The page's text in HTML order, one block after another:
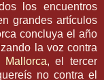
los encuentros
grandes artículos
concluya el año
la voz contra
Mallorca, el tercer
no contra el